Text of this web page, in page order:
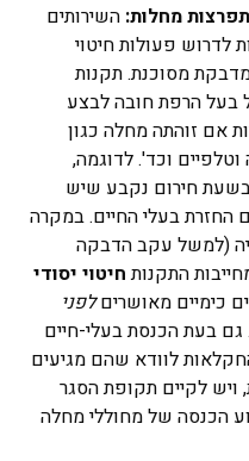
מחלות: השירותים
לדרוש פעולות חיטוי
מסוכנת. תקנות
בעל הרפת חובה לבצע
אם זוהתה מחלה כגון
וכד'. לדוגמה,
חירום נקבע שיש
החזרת בעלי החיים​. במקרה
(למשל עקב הדבקה
התקנותחיטוי יסודי
כימיים מאושריםלפני
בעת הכנסת בעלי-חיים
לוודא שהם מגיעים
ויש לקיים תקופת הסגר
הכנסה של מחוללי מחלה